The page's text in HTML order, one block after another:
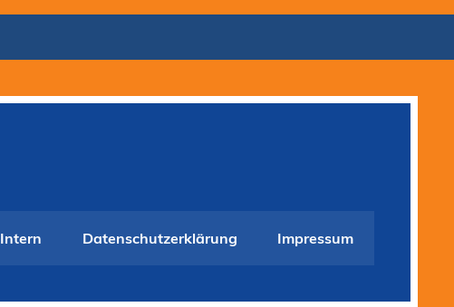
Intern Datenschutzerklärung Impressum